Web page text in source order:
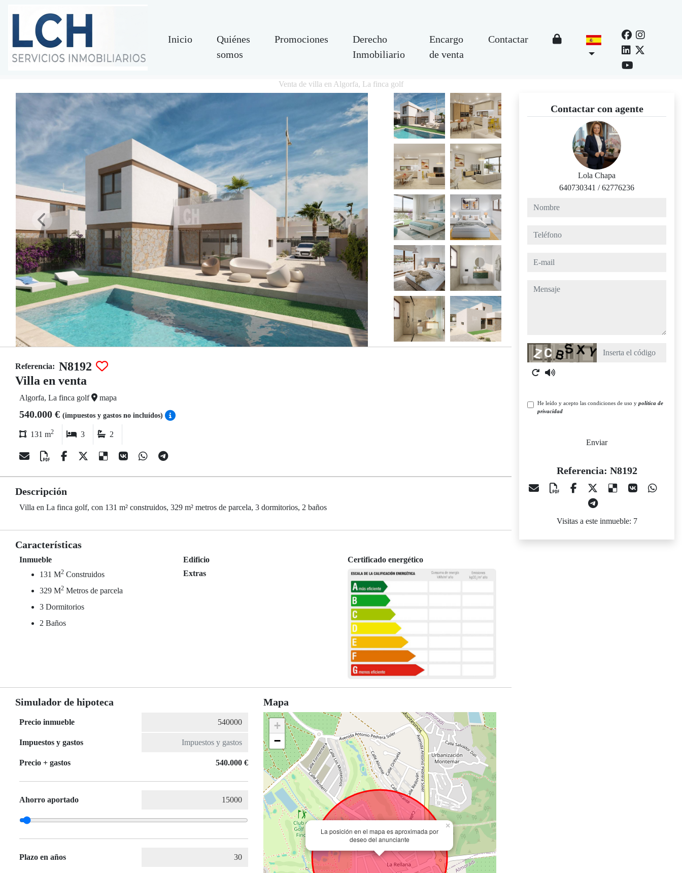
Inicio
Quiénes
somos
Promociones
Derecho
Inmobiliario
Encargo
de venta
Contactar
Venta de villa en Algorfa, La finca golf
Referencia: N8192
Villa en venta
Algorfa, La finca golf mapa
540.000 € (impuestos y gastos no incluídos)
131 m2 3 2
Descripción
Villa en La finca golf, con 131 m² construidos, 329 m² metros de parcela, 3 dormitorios, 2 baños
Características
Inmueble
131 M2 Construidos
329 M2 Metros de parcela
3 Dormitorios
2 Baños
Edificio
Extras
Certificado energético
Simulador de hipoteca
Precio inmueble
Impuestos y gastos
Precio + gastos 540.000 €
Ahorro aportado
Plazo en años
Mapa
La posición en el mapa es aproximada por
deseo del anunciante
×
+
−
Contactar con agente
Lola Chapa
640730341 /62776236
nombre
teléfono
e-mail
mensaje
Captcha
He leído y acepto las condiciones de uso y política de
privacidad
Enviar
Referencia: N8192
Visitas a este inmueble: 7